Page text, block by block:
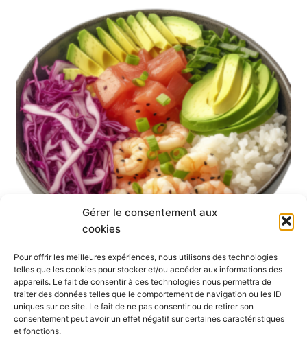
Gérer le consentement aux
cookies
Pour offrir les meilleures expériences, nous utilisons des technologies
telles que les cookies pour stocker et/ou accéder aux informations des
appareils. Le fait de consentir à ces technologies nous permettra de
traiter des données telles que le comportement de navigation ou les ID
uniques sur ce site. Le fait de ne pas consentir ou de retirer son
consentement peut avoir un effet négatif sur certaines caractéristiques
et fonctions.
590,00€
Nutrition
89,00€